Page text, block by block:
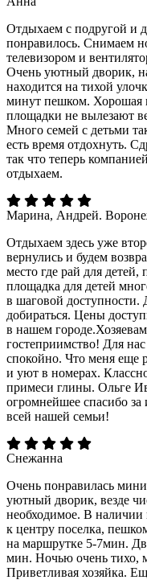
Отдыхаем с подругой и
понравилось. Снимаем
телевизором и
Очень уютный дворик,
находится на тихой
минут пешком. Хорошая
площадки не вылезают
Много семей с детьми
есть время отдохнуть.
так что теперь
отдыхаем.
Марина, Андрей.
Отдыхаем здесь уже
вернулись и будем
место где рай для детей,
площадка для детей
в шаговой доступности.
добираться. Цены
в нашем
гостеприимство! Для
спокойно. Что меня еще
и уют в номерах.
примеси глины. Ольге
огромнейшее спасибо
всей нашей семьи!
Снежанна
Очень понравилась
уютный дворик, везде
необходимое. В наличии
к центру поселка,
на маршрутке 5-7мин.
мин. Ночью очень тихо,
Приветливая хозяйка.